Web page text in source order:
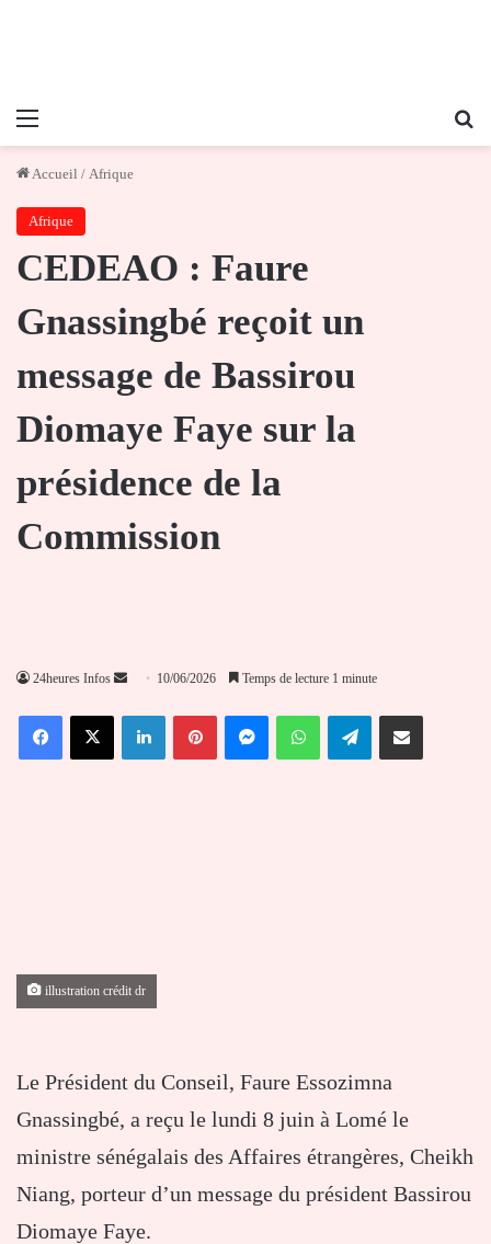
Menu
Accueil / Afrique
Afrique
CEDEAO : Faure
Gnassingbé reçoit un
message de Bassirou
Diomaye Faye sur la
présidence de la
Commission
24heures Infos
Envoyer
courriel
10/06/2026 Temps de lecture 1 minute
FacebookX LinkedinPinterestMessengerWhatsAppTelegramPartager par email
illustration crédit dr
Le Président du Conseil, Faure Essozimna
Gnassingbé, a reçu le lundi 8 juin à Lomé le
ministre sénégalais des Affaires étrangères, Cheikh
Niang, porteur d’un message du président Bassirou
Diomaye Faye.